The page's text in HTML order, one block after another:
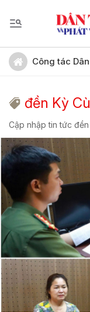
Công tác
đền Kỳ
Cập nhập tin tức